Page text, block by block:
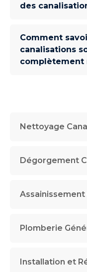
Nettoyage
Dégorgement
Plomberie
Installation et
des
Comment
canalisations
complètement